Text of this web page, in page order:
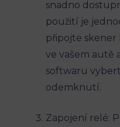
snadno
použití je
připojte
ve vašem autě
softwaru
odemknutí.
Zapojení relé: